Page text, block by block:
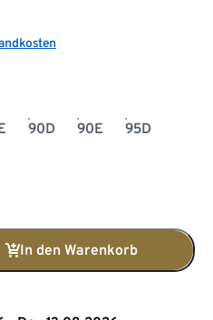
90D 90E 95D
In den Warenkorb